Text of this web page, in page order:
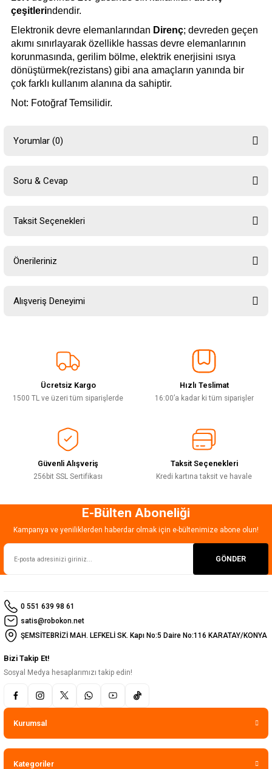
çeşitlerindendir.
Elektronik devre elemanlarından Direnç; devreden geçen
akımı sınırlayarak özellikle hassas devre elemanlarının
korunmasında, gerilim bölme, elektrik enerjisini ısıya
dönüştürmek(rezistans) gibi ana amaçların yanında bir
çok farklı kullanım alanına da sahiptir.
Not: Fotoğraf Temsilidir.
Yorumlar (0)
Soru & Cevap
Taksit Seçenekleri
Önerileriniz
Bu ürünün fiyat bilgisi, resim, ürün açıklamalarında ve diğer konularda
yetersiz gördüğünüz noktaları öneri formunu kullanarak tarafımıza
Ürün resmi kalitesiz, bozuk veya görüntülenemiyor.
Ürün açıklamasında eksik bilgiler bulunuyor.
Ürün bilgilerinde hatalar bulunuyor.
Bu ürüne benzer farklı alternatifler olmalı.
Gönder
Alışveriş Deneyimi
Deneyimini Paylaş
Ücretsiz Kargo
1500 TL ve üzeri tüm siparişlerde
Hızlı Teslimat
16:00’a kadar ki tüm siparişler
Güvenli Alışveriş
256bit SSL Sertifikası
Taksit Seçenekleri
Kredi kartına taksit ve havale
E-Bülten Aboneliği
Kampanya ve yeniliklerden haberdar olmak için e-bültenimize abone olun!
GÖNDER
0 551 639 98 61
satis@robokon.net
ŞEMSİTEBRİZİ MAH. LEFKELİ SK. Kapı No:5 Daire No:116 KARATAY/KONYA
Bizi Takip Et!
Sosyal Medya hesaplarımızı takip edin!
Kurumsal
Kategoriler